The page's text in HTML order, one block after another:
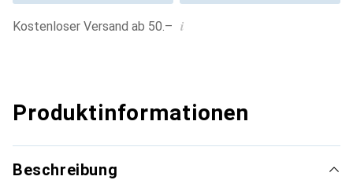
Kostenloser Versand ab 50.– i
Produktinformationen
Beschreibung